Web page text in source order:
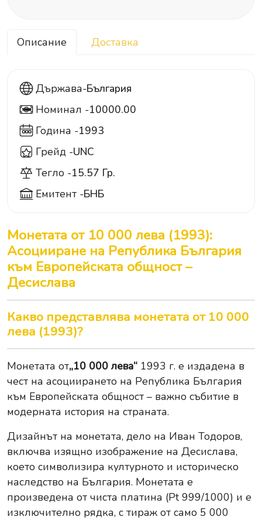
Описание Доставка
Държава-България
10000 Номинал -10000.00
Година -1993
Грейд -UNC
Тегло -15.57 Гр.
Емитент -БНБ
Монетата от 10 000 лева (1993):
Асоцииране на Република България
към Европейската общност –
Десислава
Какво представлява монетата от 10 000
лева (1993)?
Монетата от„10 000 лева“ 1993 г. е издадена в
чест на асоциирането на Република България
към Европейската общност – важно събитие в
модерната история на страната.
Дизайнът на монетата, дело на Иван Тодоров,
включва изящно изображение на Десислава,
което символизира културното и историческо
наследство на България. Монетата е
произведена от чиста платина (Pt 999/1000) и е
изключително рядка, с тираж от само 5 000